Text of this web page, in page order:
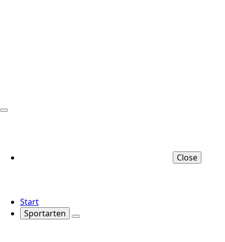
Close
Start
Sportarten